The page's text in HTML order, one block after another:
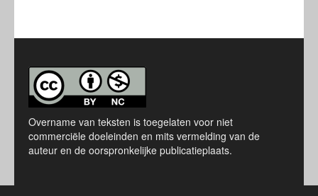
Overname van teksten is toegelaten voor niet
commerciële doeleinden en mits vermelding van de
auteur en de oorspronkelijke publicatieplaats.